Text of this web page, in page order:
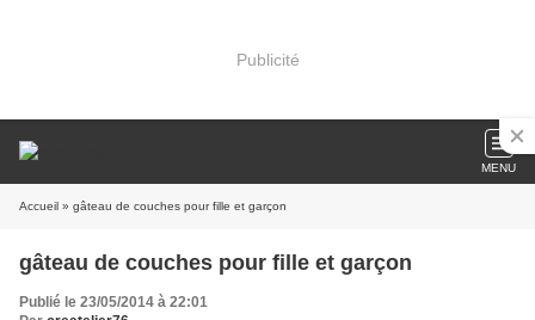
Publicité
MENU
Accueil » gâteau de couches pour fille et garçon
gâteau de couches pour fille et garçon
Publié le 23/05/2014 à 22:01